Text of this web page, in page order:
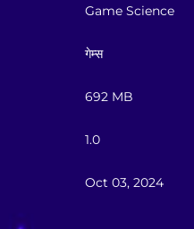
Game Science
गेम्स
692 MB
1.0
Oct 03, 2024